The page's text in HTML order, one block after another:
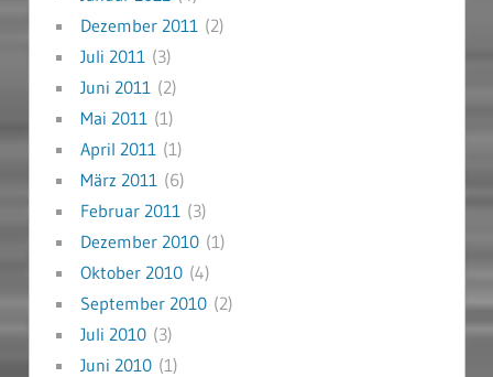
Dezember 2011 (2)
Juli 2011 (3)
Juni 2011 (2)
Mai 2011 (1)
April 2011 (1)
März 2011 (6)
Februar 2011 (3)
Dezember 2010(1)
Oktober 2010(4)
September 2010(2)
Juli 2010(3)
Juni 2010(1)